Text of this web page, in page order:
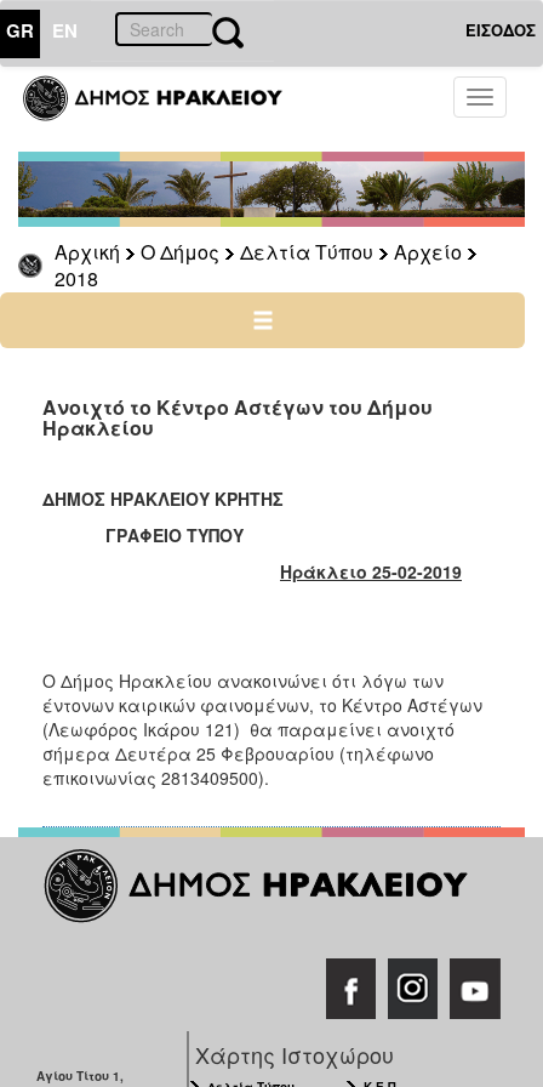
GR EN ΕΙΣΟΔΟΣ
Toggle
Αρχική Ο Δήμος Δελτία Τύπου
Αρχείο
2018
ΔΗΜΟΣ
Δελτία
Τύπου
Αρχείο
2026
2025
2022
2021
2019
2018
2013
2012
2011
2006
Ανοιχτό το Κέντρο Αστέγων του Δήμου
Ηρακλείου
ΔΗΜΟΣ ΗΡΑΚΛΕΙΟΥ ΚΡΗΤΗΣ
ΓΡΑΦΕΙΟ ΤΥΠΟΥ
Ηράκλειο 25-02-2019
Ο Δήμος Ηρακλείου ανακοινώνει ότι λόγω των
έντονων καιρικών φαινομένων, το Κέντρο Αστέγων
(Λεωφόρος Ικάρου 121) θα παραμείνει ανοιχτό
σήμερα Δευτέρα 25 Φεβρουαρίου (τηλέφωνο
επικοινωνίας 2813409500).
Αγίου Τίτου 1,
Χάρτης Ιστοχώρου